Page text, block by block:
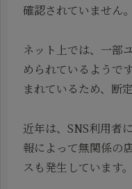
確認されていません。
ネット上では、一部
められているようで
まれているため、断
近年は、SNS利用者
報によって無関係の
スも発生しています。